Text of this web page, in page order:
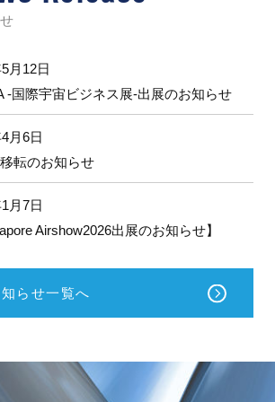
タ
ル
ー
ト
月12日
-国際宇宙ビジネス展-出展のお知らせ
月6日
転のお知らせ
月7日
Airshow2026出展のお知らせ】
らせ一覧へ